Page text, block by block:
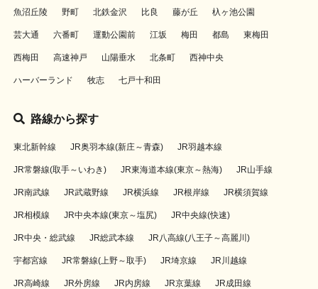
魚沼丘陵 野町 北鉄金沢 比良 藤が丘 杁ヶ池公園
芸大通 六番町 運動公園前 江坂 梅田 都島 東梅田
西梅田 高速神戸 山陽垂水 北条町 西神中央
ハーバーランド 牧志 七戸十和田
路線から探す
東北新幹線 JR奥羽本線(新庄～青森) JR羽越本線
JR常磐線(取手～いわき) JR東海道本線(東京～熱海) JR山手線
JR南武線 JR武蔵野線 JR横浜線 JR根岸線 JR横須賀線
JR相模線 JR中央本線(東京～塩尻) JR中央線(快速)
JR中央・総武線 JR総武本線 JR八高線(八王子～高麗川)
宇都宮線 JR常磐線(上野～取手) JR埼京線 JR川越線
JR高崎線 JR外房線 JR内房線 JR京葉線 JR成田線